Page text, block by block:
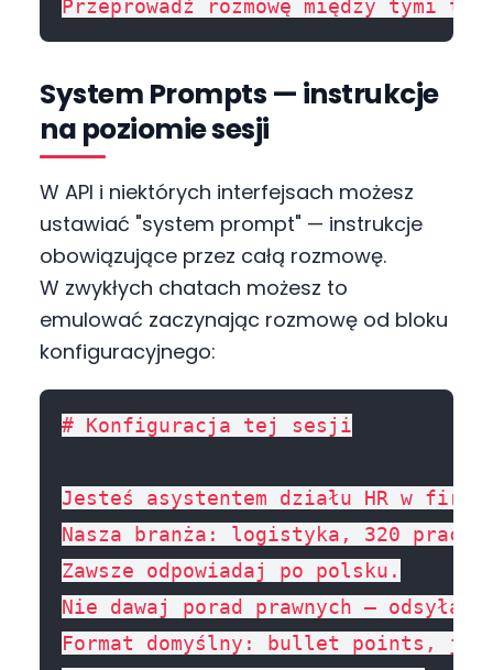
System Prompts — instrukcje
na poziomie sesji
W API i niektórych interfejsach możesz
ustawiać "system prompt" — instrukcje
obowiązujące przez całą rozmowę.
W zwykłych chatach możesz to
emulować zaczynając rozmowę od bloku
konfiguracyjnego:
# Konfiguracja tej sesji
Jesteś asystentem działu HR w
Nasza branża: logistyka, 320
Zawsze odpowiadaj po polsku.
Nie dawaj porad prawnych — odsyłaj
Format domyślny: bullet points,